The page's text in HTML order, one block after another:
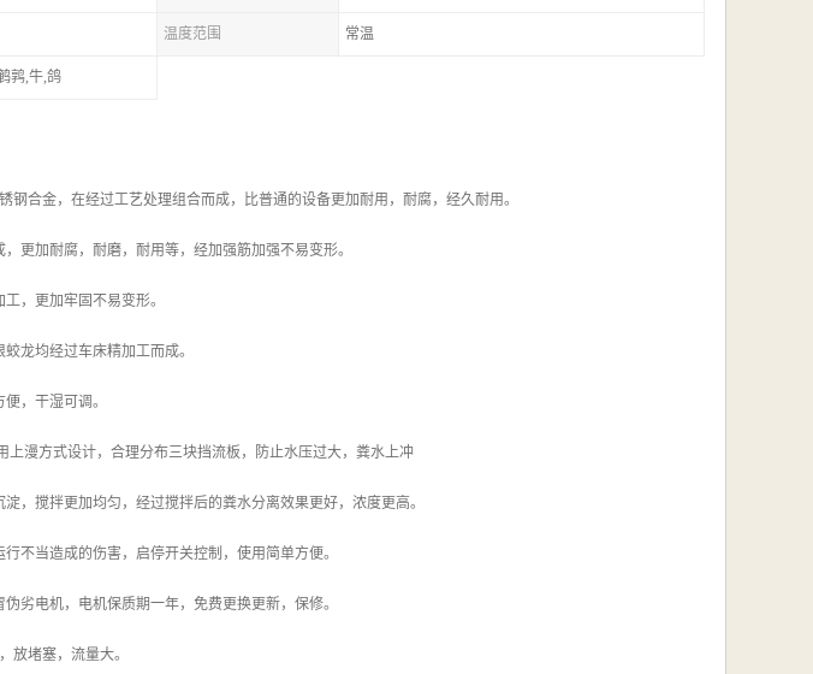
温度范围 常温
鹑,牛,鸽
合金，在经过工艺处理组合而成，比普通的设备更加耐用，耐腐，经久耐用。
更加耐腐，耐磨，耐用等，经加强筋加强不易变形。
，更加牢固不易变形。
龙均经过车床精加工而成。
，干湿可调。
漫方式设计，合理分布三块挡流板，防止水压过大，粪水上冲
，搅拌更加均匀，经过搅拌后的粪水分离效果更好，浓度更高。
不当造成的伤害，启停开关控制，使用简单方便。
劣电机，电机保质期一年，免费更换更新，保修。
放堵塞，流量大。